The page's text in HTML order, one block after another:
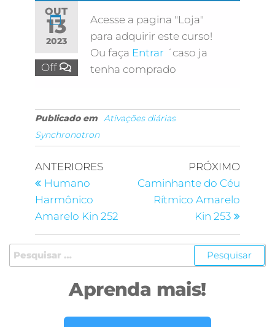
OUT
13
2023
Off
Acesse a pagina "Loja"
para adquirir este curso!
Ou faça Entrar ´caso ja
tenha comprado
Publicado em Ativações diárias
Synchronotron
ANTERIORES
Humano
Harmônico
Amarelo Kin 252
PRÓXIMO
Caminhante do Céu
Rítmico Amarelo
Kin 253
Aprenda mais!